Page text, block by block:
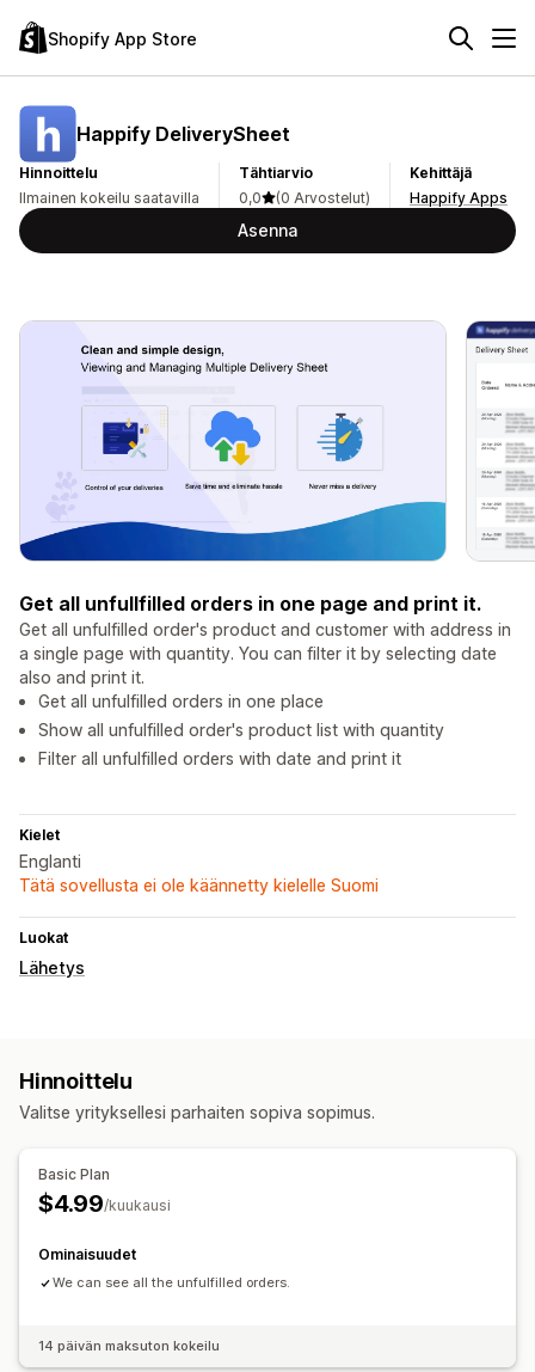
Shopify App Store
Happify DeliverySheet
Hinnoittelu
Ilmainen kokeilu saatavilla
Tähtiarvio
0,0
(0 Arvostelut)
Kehittäjä
Happify Apps
Asenna
Get all unfullfilled orders in one page and print it.
Get all unfulfilled order's product and customer with address in
a single page with quantity. You can filter it by selecting date
also and print it.
Get all unfulfilled orders in one place
Show all unfulfilled order's product list with quantity
Filter all unfulfilled orders with date and print it
Kielet
Englanti
Tätä sovellusta ei ole käännetty kielelle Suomi
Luokat
Lähetys
Hinnoittelu
Valitse yrityksellesi parhaiten sopiva sopimus.
Basic Plan
$4.99/kuukausi
Ominaisuudet
We can see all the unfulfilled orders.
14 päivän maksuton kokeilu